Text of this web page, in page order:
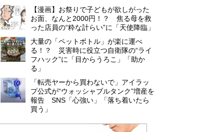
【漫画】お祭りで子どもが欲しがった
お面、なんと2000円！？ 焦る母を救
った店員の“粋な計らい”に「天使降臨」
大量の「ペットボトル」が楽に運べ
る！？ 災害時に役立つ自衛隊の“ライ
フハック”に「目からうろこ」「助か
る」
「転売ヤーから買わないで」アイラッ
プ公式が“ウォッシャブルタンク”増産を
報告 SNS「心強い」「落ち着いたら
買う」